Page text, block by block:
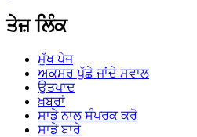
ਤੇਜ਼ ਲਿੰਕ
ਮੁੱਖ ਪੇਜ
ਅਕਸਰ ਪੁੱਛੇ ਜਾਂਦੇ ਸਵਾਲ
ਉਤਪਾਦ
ਖ਼ਬਰਾਂ
ਸਾਡੇ ਨਾਲ ਸੰਪਰਕ ਕਰੋ
ਸਾਡੇ ਬਾਰੇ